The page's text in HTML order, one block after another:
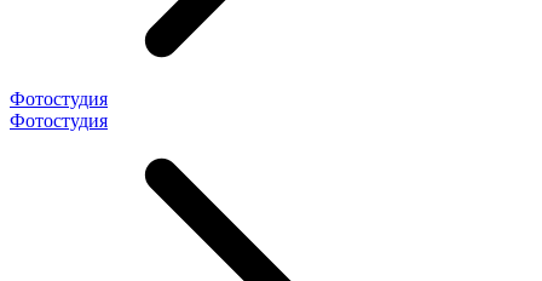
Фотостудия
Фотостудия